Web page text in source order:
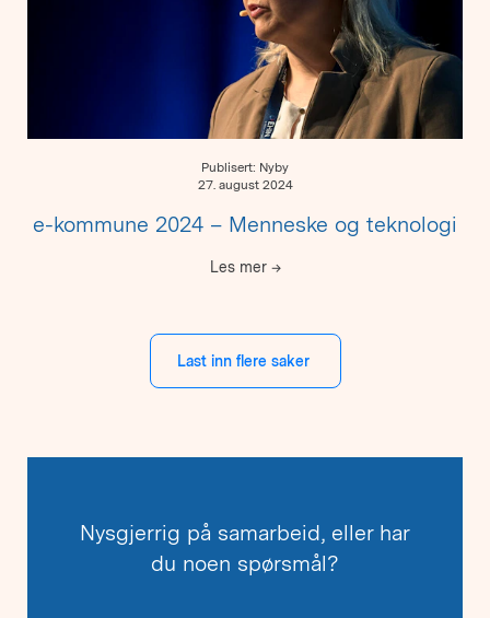
Publisert: Nyby
27. august 2024
e-kommune 2024 – Menneske og teknologi
Les mer →
Last inn flere saker
Nysgjerrig på samarbeid, eller har
du noen spørsmål?